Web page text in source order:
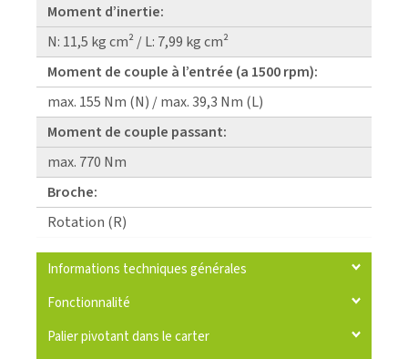
Moment d’inertie:
N: 11,5 kg cm² / L: 7,99 kg cm²
Moment de couple à l’entrée (a 1500 rpm):
max. 155 Nm (N) / max. 39,3 Nm (L)
Moment de couple passant:
max. 770 Nm
Broche:
Rotation (R)
Informations techniques générales
Fonctionnalité
Palier pivotant dans le carter